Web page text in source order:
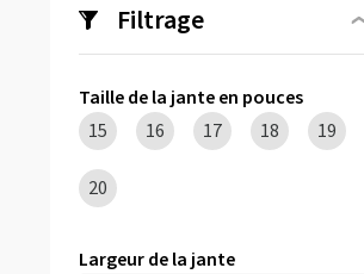
Filtrage
Taille de la jante en pouces
15
16 17 18 19
20
Largeur de la jante